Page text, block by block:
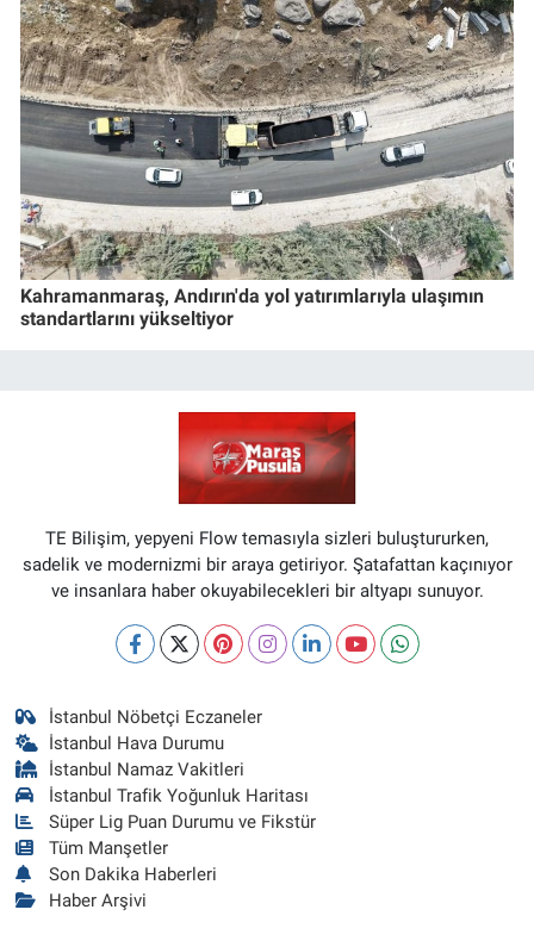
Kahramanmaraş, Andırın'da yol yatırımlarıyla ulaşımın
standartlarını yükseltiyor
TE Bilişim, yepyeni Flow temasıyla sizleri buluştururken,
sadelik ve modernizmi bir araya getiriyor. Şatafattan kaçınıyor
ve insanlara haber okuyabilecekleri bir altyapı sunuyor.
İstanbul Nöbetçi Eczaneler
İstanbul Hava Durumu
İstanbul Namaz Vakitleri
İstanbul Trafik Yoğunluk Haritası
Süper Lig Puan Durumu ve Fikstür
Tüm Manşetler
Son Dakika Haberleri
Haber Arşivi